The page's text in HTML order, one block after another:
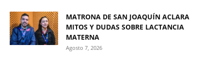
MATRONA DE SAN JOAQUÍN ACLARA
MITOS Y DUDAS SOBRE LACTANCIA
MATERNA
Agosto 7, 2026